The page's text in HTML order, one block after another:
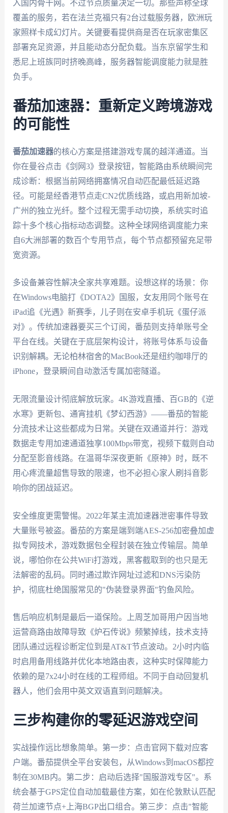
入国内骨干网。不过节点质量决定一切。那些声称全球
覆盖的服务，若在法兰克福只有2台过载服务器，欧洲玩
家照样卡成幻灯片。关键要看提供商是否在玩家密集区
部署充足资源，并且能动态分配负载。当东京留学生和
悉尼上班族同时挤晚高峰，服务器智能调度能力就是胜
负手。
番茄加速器：重新定义跨境游戏
的可能性
番茄加速器的核心方案是搭建游戏专属的越洋通道。当
你在曼谷点击《剑网3》登录按钮，智能路由系统瞬间完
成诊断：根据当前网络拥塞情况自动匹配最低延迟路
径。可能是经香港节点走CN2优质线路，或启用新加坡-
广州的独立光纤。整个过程无需手动切换，系统实时追
踪十多个核心指标动态调整。这种全球网络调度能力来
自6大洲部署的数百个专用节点，每个节点都预留充足带
宽资源。
多设备兼容性解决全家共享难题。设想这样的场景：你
在Windows电脑打《DOTA2》国服，女友用同个账号在
iPad追《光遇》新赛季，儿子则在安卓手机玩《蛋仔派
对》。传统加速器要买三个订阅，番茄则支持单账号全
平台在线。关键在于底层架构设计，将账号体系与设备
识别解耦。无论柏林宿舍的MacBook还是纽约咖啡厅的
iPhone，登录瞬间自动激活专属加密隧道。
无限流量设计彻底解放玩家。4K游戏直播、百GB的《逆
水寒》更新包、通宵挂机《梦幻西游》——番茄的智能
分流技术让这些都成为日常。关键在双通道并行：游戏
数据走专用加速通道独享100Mbps带宽，视频下载则自动
分配至影音线路。在温哥华深夜更新《原神》时，既不
用心疼流量超售导致的限速，也不必担心家人刷抖音影
响你的团战延迟。
安全维度更需警惕。2022年某主流加速器泄密事件导致
大量账号被盗。番茄的方案是端到端AES-256加密叠加虚
拟专网技术，游戏数据包全程封装在独立传输层。简单
说，哪怕你在公共WiFi打游戏，黑客截取到的也只是无
法解密的乱码。同时通过欺诈网址过滤和DNS污染防
护，彻底杜绝国服常见的"伪装登录界面"钓鱼风险。
售后响应机制是最后一道保险。上周芝加哥用户因当地
运营商路由故障导致《炉石传说》频繁掉线，技术支持
团队通过远程诊断定位到是AT&T节点波动。2小时内临
时启用备用线路并优化本地路由表，这种实时保障能力
依赖的是7x24小时在线的工程师组。不同于自动回复机
器人，他们会用中英文双语直到问题解决。
三步构建你的零延迟游戏空间
实战操作远比想象简单。第一步：点击官网下载对应客
户端。番茄提供全平台安装包，从Windows到macOS都控
制在30MB内。第二步：启动后选择"国服游戏专区"。系
统会基于GPS定位自动加载最佳方案，如在伦敦默认匹配
荷兰加速节点+上海BGP出口组合。第三步：点击"智能